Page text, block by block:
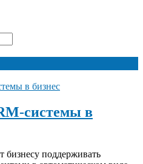
системы в
поддерживать